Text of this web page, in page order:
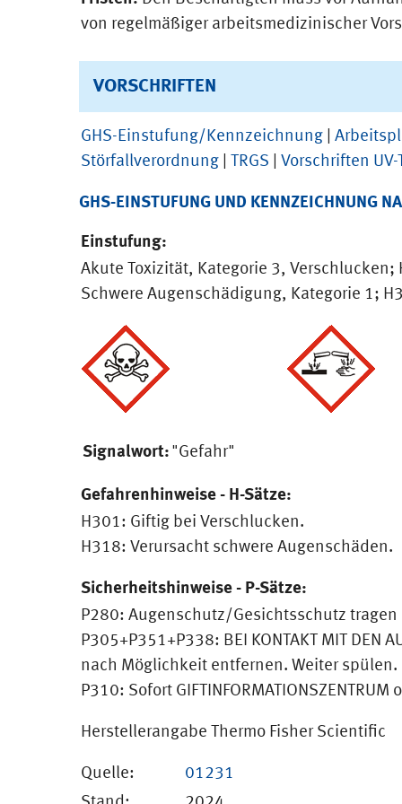
von regelmäßiger arbeitsmedizinischer
VORSCHRIFTEN
GHS-Einstufung/Kennzeichnung
Störfallverordnung
TRGS Vorschriften UV-
GHS-EINSTUFUNG UND KENNZEICHNUNG
Einstufung:
Akute Toxizität, Kategorie 3, Verschlucken;
Schwere Augenschädigung, Kategorie 1;
Signalwort: "Gefahr"
Gefahrenhinweise - H-Sätze:
H301: Giftig bei Verschlucken.
H318: Verursacht schwere Augenschäden.
Sicherheitshinweise - P-Sätze:
P280: Augenschutz/Gesichtsschutz tragen
P305+P351+P338: BEI KONTAKT MIT
nach Möglichkeit entfernen. Weiter spülen.
P310: Sofort
Herstellerangabe Thermo Fisher Scientific
Quelle:
01231